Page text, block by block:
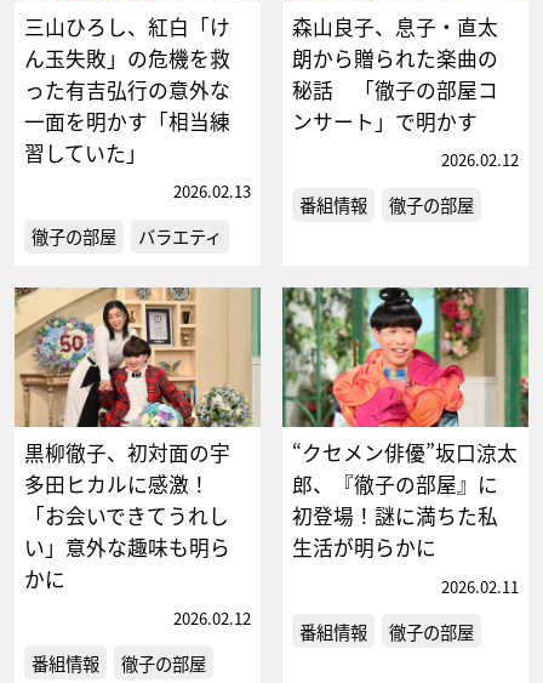
三山ひろし、紅白「け
ん玉失敗」の危機を救
った有吉弘行の意外な
一面を明かす「相当練
習していた」
2026.02.13
徹子の部屋 バラエティ
森山良子、息子・直太
朗から贈られた楽曲の
秘話 「徹子の部屋コ
ンサート」で明かす
2026.02.12
番組情報 徹子の部屋
黒柳徹子、初対面の宇
多田ヒカルに感激！
「お会いできてうれし
い」意外な趣味も明ら
かに
2026.02.12
番組情報 徹子の部屋
“クセメン俳優”坂口涼太
郎、『徹子の部屋』に
初登場！謎に満ちた私
生活が明らかに
2026.02.11
番組情報 徹子の部屋